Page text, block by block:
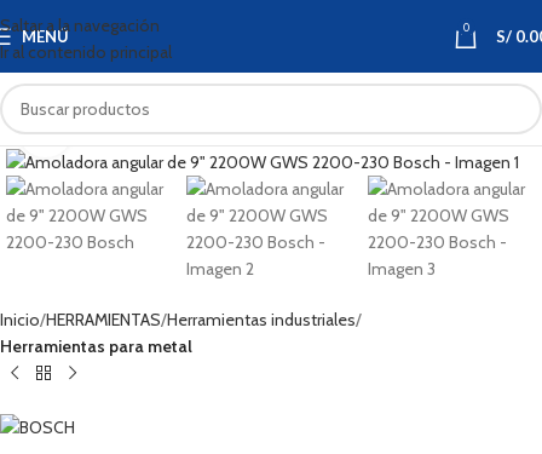
Saltar a la navegación
Ir al contenido principal
MENÚ 0 S/
Haga clic para ampliar
Inicio HERRAMIENTAS Herramientas industriales
Herramientas para metal